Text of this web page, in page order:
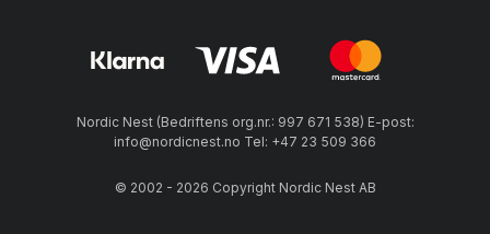
Nordic Nest (Bedriftens org.nr.: 997 671 538) E-post:
info@nordicnest.no Tel: +47 23 509 366
© 2002 - 2026 Copyright Nordic Nest AB